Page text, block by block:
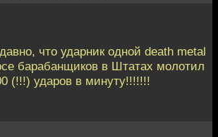
что ударник одной death metal
барабанщиков в Штатах молотил
(!!!) ударов в минуту!!!!!!!